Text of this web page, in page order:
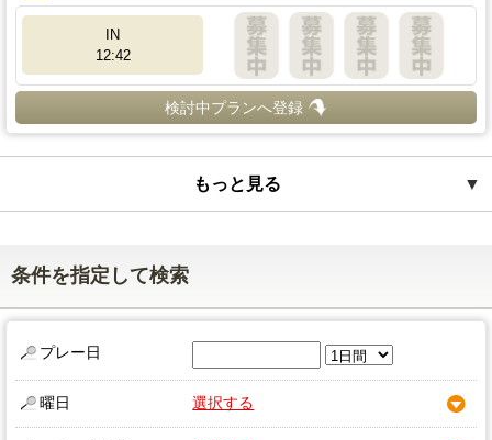
IN
12:42
検討中プランへ登録
▼
もっと見る
条件を指定して検索
プレー日
曜日 選択する